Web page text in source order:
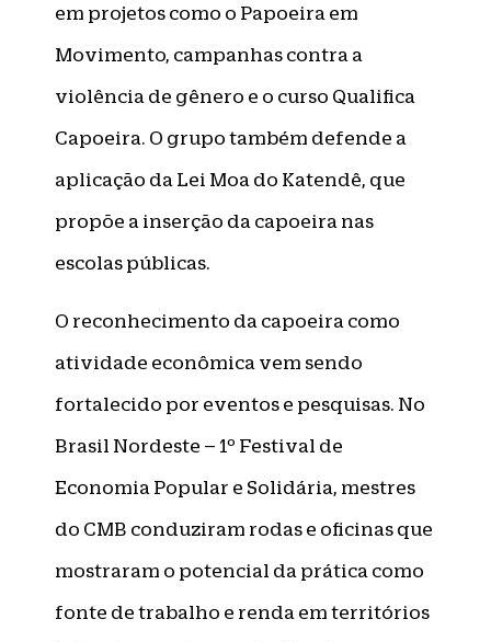
em projetos como o Papoeira em
Movimento, campanhas contra a
violência de gênero e o curso Qualifica
Capoeira. O grupo também defende a
aplicação da Lei Moa do Katendê, que
propõe a inserção da capoeira nas
escolas públicas.
O reconhecimento da capoeira como
atividade econômica vem sendo
fortalecido por eventos e pesquisas. No
Brasil Nordeste – 1º Festival de
Economia Popular e Solidária, mestres
do CMB conduziram rodas e oficinas que
mostraram o potencial da prática como
fonte de trabalho e renda em territórios